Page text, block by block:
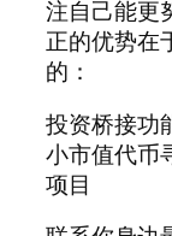
注自己能更
正的优势在
的：
投资桥接功
小市值代币
项目